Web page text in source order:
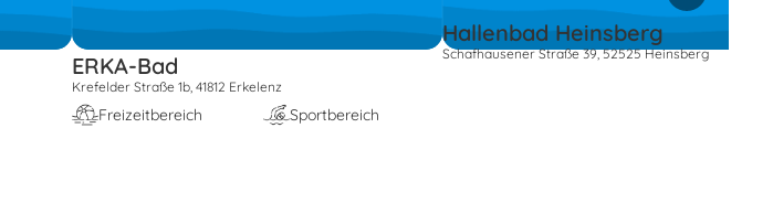
ERKA-Bad
Krefelder Straße 1b, 41812 Erkelenz
Freizeitbereich Sportbereich
Hallenbad Heinsberg
Schafhausener Straße 39, 52525 Heinsberg